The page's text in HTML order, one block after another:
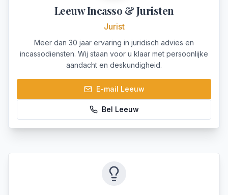
Leeuw Incasso & Juristen
Jurist
Meer dan 30 jaar ervaring in juridisch advies en
incassodiensten. Wij staan voor u klaar met persoonlijke
aandacht en deskundigheid.
E-mail Leeuw
Bel Leeuw